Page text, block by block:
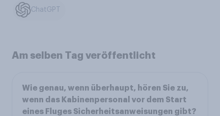
ChatGPT
Am selben Tag veröffentlicht
Wie genau, wenn überhaupt, hören Sie zu,
wenn das Kabinenpersonal vor dem Start
eines Fluges Sicherheitsanweisungen gibt?